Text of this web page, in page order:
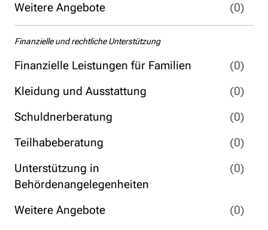
Weitere Angebote (0)
Finanzielle und rechtliche Unterstützung
Finanzielle Leistungen für Familien
(0)
Kleidung und Ausstattung
(0)
Schuldnerberatung
(0)
Teilhabeberatung
(0)
Unterstützung in
Behördenangelegenheiten
(0)
Weitere Angebote
(0)